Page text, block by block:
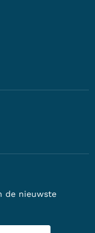
de nieuwste